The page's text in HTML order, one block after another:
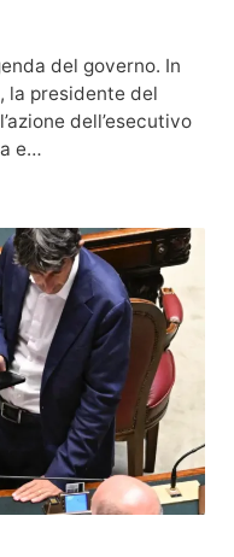
del governo. In
la presidente del
dell’esecutivo
e…